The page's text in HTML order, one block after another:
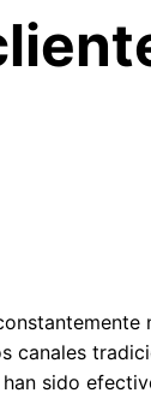
canales
sido